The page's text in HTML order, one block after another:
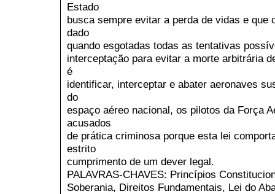
Estado
busca sempre evitar a perda de vidas e que
dado
quando esgotadas todas as tentativas
interceptação para evitar a morte arbitrária
é
identificar, interceptar e abater aeronaves
do
espaço aéreo nacional, os pilotos da Força
acusados
de prática criminosa porque esta lei
estrito
cumprimento de um dever legal.
PALAVRAS-CHAVES: Princípios
Soberania, Direitos Fundamentais, Lei do